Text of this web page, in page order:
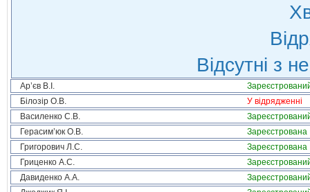
Відсутні з
Ар’єв В.І.
Білозір О.В.
У відрядженні
Василенко С.В.
Герасим’юк О.В.
Зареєстрована
Григорович Л.С.
Зареєстрована
Гриценко А.С.
Давиденко А.А.